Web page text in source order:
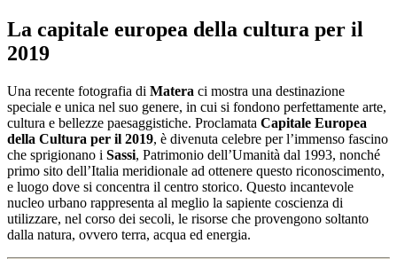
Salta
al
contenuto
La capitale europea della cultura per il
2019
Una recente fotografia di Matera ci mostra una destinazione
speciale e unica nel suo genere, in cui si fondono perfettamente arte,
cultura e bellezze paesaggistiche. Proclamata Capitale Europea
della Cultura per il 2019, è divenuta celebre per l’immenso fascino
che sprigionano i Sassi, Patrimonio dell’Umanità dal 1993, nonché
primo sito dell’Italia meridionale ad ottenere questo riconoscimento,
e luogo dove si concentra il centro storico. Questo incantevole
nucleo urbano rappresenta al meglio la sapiente coscienza di
utilizzare, nel corso dei secoli, le risorse che provengono soltanto
dalla natura, ovvero terra, acqua ed energia.